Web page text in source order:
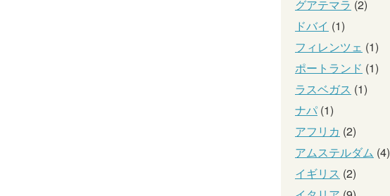
グアテマラ (2)
ドバイ (1)
フィレンツェ (1)
ポートランド (1)
ラスベガス (1)
ナパ (1)
アフリカ (2)
アムステルダム (4)
イギリス (2)